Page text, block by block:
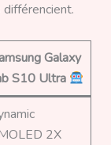
Galaxy
S10 Ultra
2X